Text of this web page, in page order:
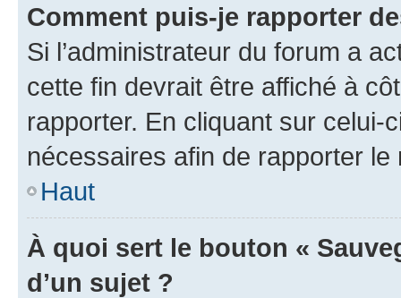
Comment puis-je rapporter
Si l’administrateur du forum a
cette fin devrait être affiché à
rapporter. En cliquant sur
nécessaires afin de rapporter le
Haut
À quoi sert le bouton «
d’un sujet ?